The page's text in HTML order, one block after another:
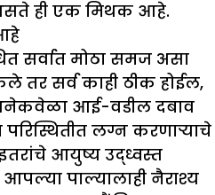
ही एक मिथक आहे.
सर्वात मोठा समज असा
तर सर्व काही ठीक होईल,
आई-वडील दबाव
लग्न करणाऱ्याचे
आयुष्य उद्ध्वस्त
पाल्यालाही नैराश्य